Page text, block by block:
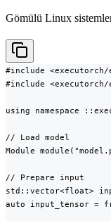
Gömülü Linux
#include <executorch/
#include
using namespace
// Load model
Module
// Prepare input
std::vector<float>
auto input_tensor =